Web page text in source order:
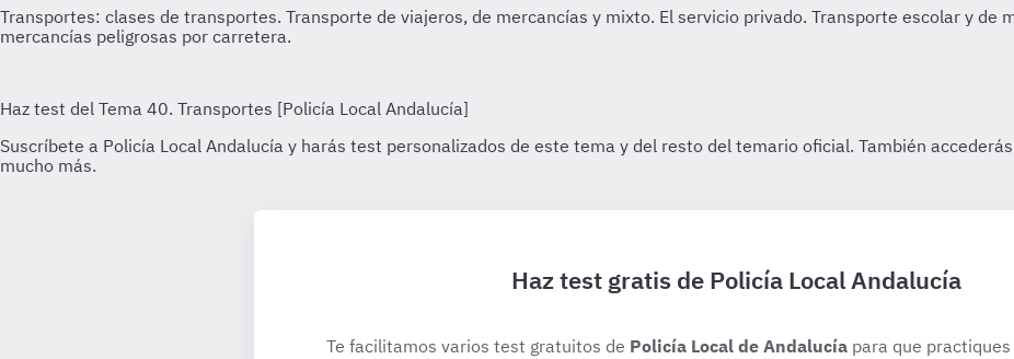
Haz test gratis de Policía Local Andalucía
Te facilitamos varios test gratuitos de Policía Local de Andalucíapara que practiques